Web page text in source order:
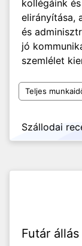
kollégáink
elirányítása,
és
jó
szemlélet
Teljes
Szállodai
Futár